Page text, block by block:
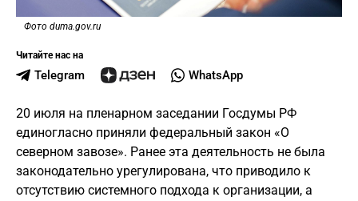
Фото duma.gov.ru
Читайте нас на
Telegram WhatsApp
20 июля на пленарном заседании Госдумы РФ
единогласно приняли федеральный закон «О
северном завозе». Ранее эта деятельность не была
законодательно урегулирована, что приводило к
отсутствию системного подхода к организации, а